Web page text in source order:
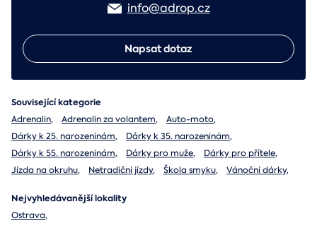
info@adrop.cz
Napsat dotaz
Související kategorie
Adrenalin, Adrenalin za volantem, Auto-moto,
Dárky k 25. narozeninám, Dárky k 35. narozeninám,
Dárky k 55. narozeninám, Dárky pro muže, Dárky pro přítele,
Jízda na okruhu, Netradiční jízdy, Škola smyku, Vánoční dárky,
Nejvyhledávanější lokality
Ostrava,